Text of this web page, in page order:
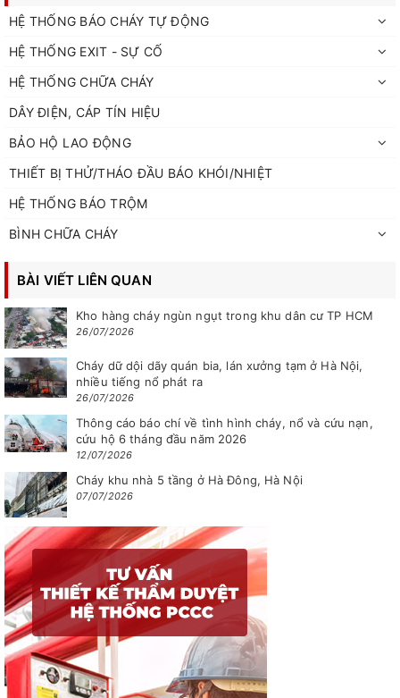
HỆ THỐNG BÁO CHÁY TỰ ĐỘNG
HỆ THỐNG EXIT - SỰ CỐ
HỆ THỐNG CHỮA CHÁY
DÂY ĐIỆN, CÁP TÍN HIỆU
BẢO HỘ LAO ĐỘNG
THIẾT BỊ THỬ/THÁO ĐẦU BÁO KHÓI/NHIỆT
HỆ THỐNG BÁO TRỘM
BÌNH CHỮA CHÁY
BÀI VIẾT LIÊN QUAN
Kho hàng cháy ngùn ngụt trong khu dân cư TP HCM
26/07/2026
Cháy dữ dội dãy quán bia, lán xưởng tạm ở Hà Nội,
nhiều tiếng nổ phát ra
26/07/2026
Thông cáo báo chí về tình hình cháy, nổ và cứu nạn,
cứu hộ 6 tháng đầu năm 2026
12/07/2026
Cháy khu nhà 5 tầng ở Hà Đông, Hà Nội
07/07/2026